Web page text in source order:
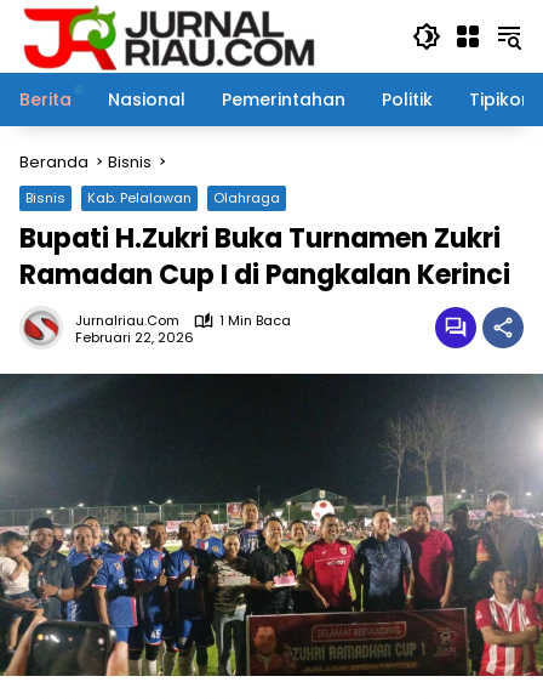
Langsung
konten
Berita
Nasional Pemerintahan Politik Tipikor
Beranda Bisnis
Bisnis Kab. Pelalawan Olahraga
Bupati H.Zukri Buka Turnamen Zukri
Ramadan Cup I di Pangkalan Kerinci
Jurnalriau.com
1 Min Baca
Februari 22, 2026